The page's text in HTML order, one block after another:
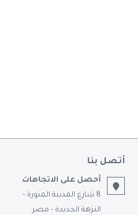
أتصل بنا
أحصل على الاتجاهات
8 شارع المدينة المنورة -
النزهة الجديدة - مصر